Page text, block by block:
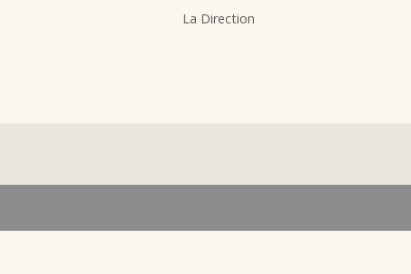
La Direction